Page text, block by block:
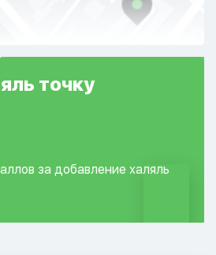
точку
за добавление халяль